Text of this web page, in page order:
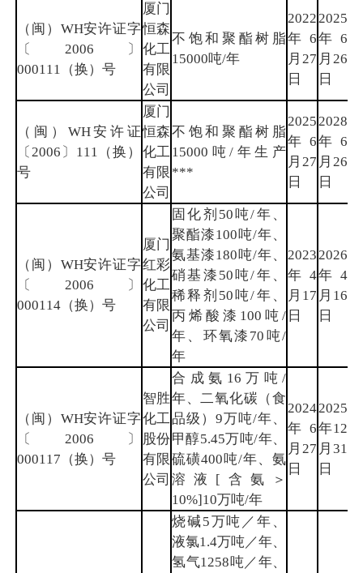
（闽）WH安许证字
〔2006〕
000111（换）号
厦门
恒森
化工
有限
公司
不饱和聚酯树脂
15000吨/年
2022
年6
月27
日
2025
年6
月26
日
（闽）WH安许证
〔2006〕111（换）
号
厦门
恒森
化工
有限
公司
不饱和聚酯树脂
15000吨/年生产
***
2025
年6
月27
日
2028
年6
月26
日
（闽）WH安许证字
〔2006〕
000114（换）号
厦门
红彩
化工
有限
公司
固化剂50吨/年、
聚酯漆100吨/年、
氨基漆180吨/年、
硝基漆50吨/年、
稀释剂50吨/年、
丙烯酸漆100吨/
年、环氧漆70吨/
年
2023
年4
月17
日
2026
年4
月16
日
（闽）WH安许证字
〔2006〕
000117（换）号
智胜
化工
股份
有限
公司
合成氨16万吨/
年、二氧化碳（食
品级）9万吨/年、
甲醇5.45万吨/年、
硫磺400吨/年、氨
溶液[含氨＞
10%]10万吨/年
2024
年6
月27
日
2025
年12
月31
日
烧碱5万吨／年、
液氯1.4万吨／年、
氢气1258吨／年、